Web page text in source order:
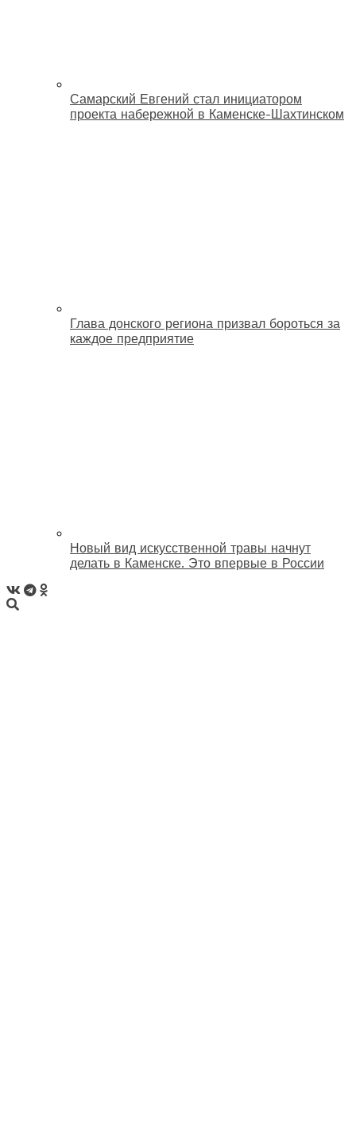
Самарский Евгений стал инициатором
проекта набережной в Каменске-Шахтинском
Глава донского региона призвал бороться за
каждое предприятие
Новый вид искусственной травы начнут
делать в Каменске. Это впервые в России